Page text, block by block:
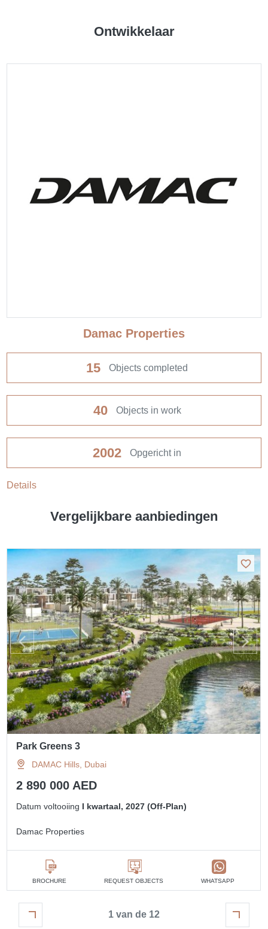
Ontwikkelaar
Damac Properties
15 Objects completed
40 Objects in work
2002 Opgericht in
Details
Vergelijkbare aanbiedingen
Park Greens 3
DAMAC Hills, Dubai
2 890 000 AED
Datum voltooiing I kwartaal, 2027 (Off-Plan)
Damac Properties
BROCHURE REQUEST OBJECTS WHATSAPP
1 van de 12